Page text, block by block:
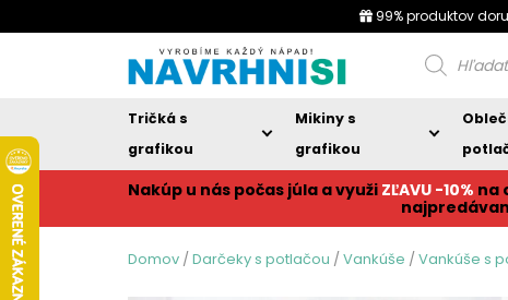
99% produktov
Products
search
Tričká s
grafikou
Mikiny s
grafikou
Nakúp u nás počas júla a využi ZĽAVU -10% na
Domov /Darčeky s potlačou /Vankúše /Vankúše s